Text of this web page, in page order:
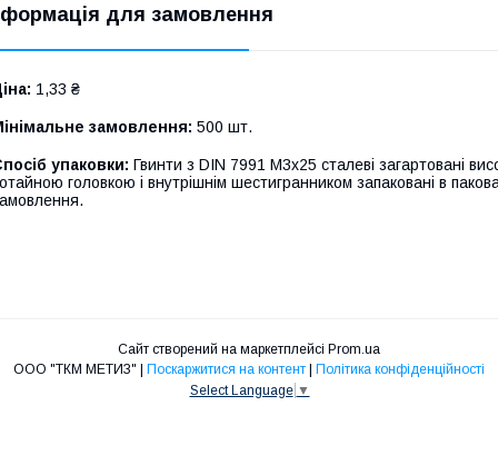
для замовлення
1,33 ₴
замовлення: 500 шт.
упаковки: Гвинти з DIN 7991 М3х25 сталеві загартовані
головкою і внутрішнім шестигранником запаковані в
Сайт створений на маркетплейсі Prom.ua
ООО "ТКМ МЕТИЗ" | Поскаржитися на контент | Політика конфіденційності
Select Language ▼